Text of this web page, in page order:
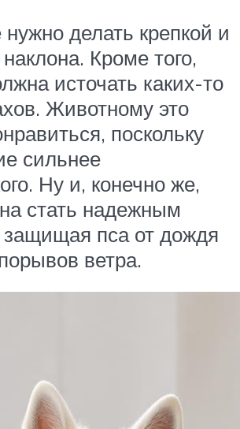
делать крепкой и
наклона. Кроме того,
источать каких-то
Животному это
поскольку
сильнее
Ну и, конечно же,
стать надежным
пса от дождя
ветра.